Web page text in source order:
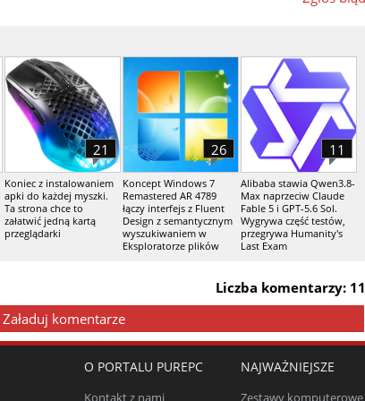
Koniec z instalowaniem
apki do każdej myszki.
Ta strona chce to
załatwić jedną kartą
przeglądarki
21
Koncept Windows 7
Remastered AR 4789
łączy interfejs z Fluent
Design z semantycznym
wyszukiwaniem w
Eksploratorze plików
26
Alibaba stawia Qwen3.8-
Max naprzeciw Claude
Fable 5 i GPT-5.6 Sol.
Wygrywa część testów,
przegrywa Humanity's
Last Exam
11
Liczba komentarzy: 11
Załaduj komentarze
O PORTALU PUREPC
Kontakt z nami
NAJWAŻNIEJSZE
Zestawy komputerowe